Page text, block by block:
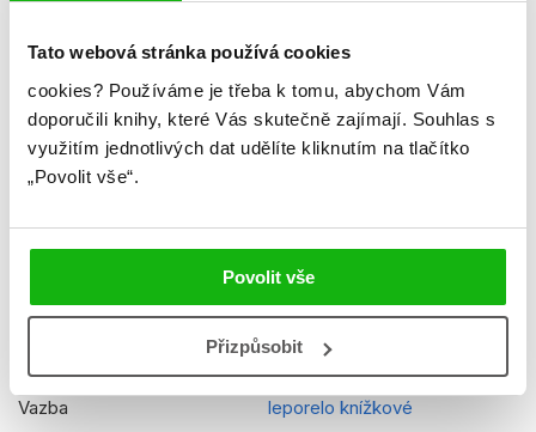
Tato webová stránka používá cookies
cookies? Používáme je třeba k tomu, abychom Vám
doporučili knihy, které Vás skutečně zajímají. Souhlas s
využitím jednotlivých dat udělíte kliknutím na tlačítko
„Povolit vše“.
Povolit vše
Přizpůsobit
Jazyk čeština
Řady Peppa Pig
Původní název
3
Edice Kniha s hodinami
Vazba leporelo knížkové